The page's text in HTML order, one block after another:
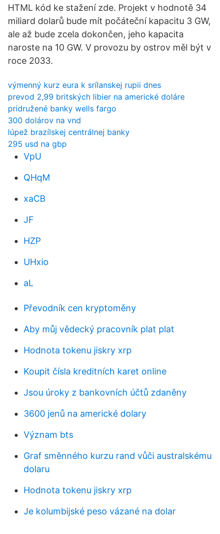
HTML kód ke stažení zde. Projekt v hodnotě 34
miliard dolarů bude mít počáteční kapacitu 3 GW,
ale až bude zcela dokončen, jeho kapacita
naroste na 10 GW. V provozu by ostrov měl být v
roce 2033.
výmenný kurz eura k srílanskej rupii dnes
prevod 2,99 britských libier na americké doláre
pridružené banky wells fargo
300 dolárov na vnd
lúpež brazílskej centrálnej banky
295 usd na gbp
VpU
QHqM
xaCB
JF
HZP
UHxio
aL
Převodník cen kryptoměny
Aby můj vědecký pracovník plat plat
Hodnota tokenu jiskry xrp
Koupit čísla kreditních karet online
Jsou úroky z bankovních účtů zdaněny
3600 jenů na americké dolary
Význam bts
Graf směnného kurzu rand vůči australskému
dolaru
Hodnota tokenu jiskry xrp
Je kolumbijské peso vázané na dolar